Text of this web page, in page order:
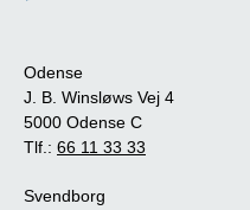
Odense
J. B. Winsløws Vej 4
5000 Odense C
Tlf.: 66 11 33 33
Svendborg